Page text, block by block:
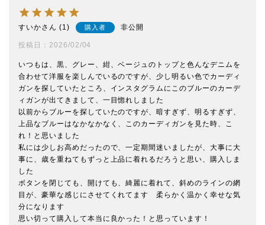
すいか 1 購入者 非公開
投稿日 2026/02/04
いつもは、黒、グレー、紺、ベージュのトップと色んなデニムを
合わせて洋服を楽しんでいるのですが、少し明るい色でカーディ
ガンを探していたところ、インスタグラムにこのブルーのカーデ
ィガンが出てきまして、一目惚れしました
以前からブルーを探していたのですが、暗すぎず、明るすぎず、
上品なブルーはなかなかなく、このカーディガンを見た時、こ
れ！と思いました
私には少しお高めだったので、一定期間迷いましたが、大事に大
事に、歳を重ねてもずっと上品に着れるだろうと思い、購入しま
した
ボタンを閉じても、開けても、綺麗に着れて、斜めのラインの網
目が、豪華な感じにさせてくれてます　柔らかく温かく幸せな気
分になります
思い切って購入して本当に良かった！と思っています！